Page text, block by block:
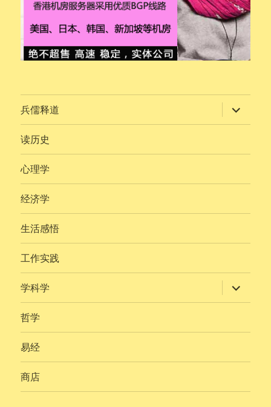
兵儒释道 展
开
子
读历史
心理学
经济学
生活感悟
工作实践
学科学 展
开
子
哲学
易经
商店